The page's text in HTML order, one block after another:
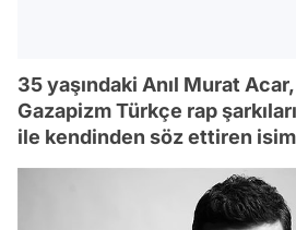
35 yaşındaki Anıl Murat
Gazapizm Türkçe rap
ile kendinden söz ettiren